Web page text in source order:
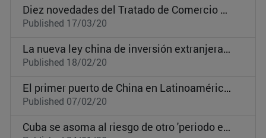
Diez novedades del Tratado de Comercio EEUU-México-Canadá
Published 17/03/20
La nueva ley china de inversión extranjera, simple lavado de cara
Published 18/02/20
El primer puerto de China en Latinoamérica se construye en Perú
Published 07/02/20
Cuba se asoma al riesgo de otro 'periodo especial'